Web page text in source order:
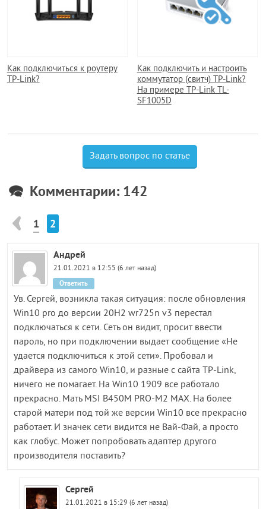
Как подключиться к роутеру
TP-Link?
Как подключить и настроить
коммутатор (свитч) TP-Link?
На примере TP-Link TL-
SF1005D
Задать вопрос по статье
Комментарии: 142
1 2
Андрей
21.01.2021 в 12:55 (6 лет назад)
Ув. Сергей, возникла такая ситуация: после обновления
Win10 pro до версии 20H2 wr725n v3 перестал
подключаться к сети. Сеть он видит, просит ввести
пароль, но при подключении выдает сообщение «Не
удается подключиться к этой сети». Пробовал и
драйвера из самого Win10, и разные с сайта TP-Link,
ничего не помагает. На Win10 1909 все работало
прекрасно. Мать MSI B450M PRO-M2 MAX. На более
старой матери под той же версии Win10 все прекрасно
работает. И значек сети видится не Вай-Фай, а просто
как глобус. Может попробовать адаптер другого
производителя поставить?
Ответить
Сергей
21.01.2021 в 15:29 (6 лет назад)